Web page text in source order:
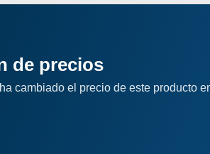
de precios
cambiado el precio de este producto